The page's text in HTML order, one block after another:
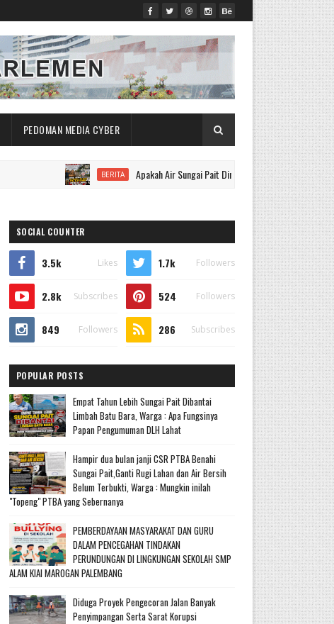
PEDOMAN MEDIA CYBER
BERITA Apakah Air Sungai Pait Dinyatakan Aman Tanpa Bukti Lab?
SOCIAL COUNTER
3.5k Likes 1.7k Followers
2.8k Subscribes 524 Followers
849 Followers 286 Subscribes
POPULAR POSTS
Empat Tahun Lebih Sungai Pait Dibantai
Limbah Batu Bara, Warga : Apa Fungsinya
Papan Pengumuman DLH Lahat
Hampir dua bulan janji CSR PTBA Benahi
Sungai Pait,Ganti Rugi Lahan dan Air Bersih
Belum Terbukti, Warga : Mungkin inilah
"Topeng" PTBA yang Sebernanya
PEMBERDAYAAN MASYARAKAT DAN GURU
DALAM PENCEGAHAN TINDAKAN
PERUNDUNGAN DI LINGKUNGAN SEKOLAH SMP
ALAM KIAI MAROGAN PALEMBANG
Diduga Proyek Pengecoran Jalan Banyak
Penyimpangan Serta Sarat Korupsi